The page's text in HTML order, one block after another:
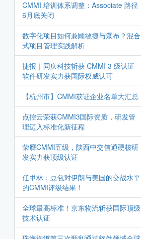
CMMI 培训体系调整：Associate 路径
6月底关闭
数字化项目如何兼顾敏捷与瀑布？混合
式项目管理实践解析
捷报｜同庆科技斩获 CMMI 3 级认证
软件研发实力获国际权威认可
【杭州市】CMMI获证企业名单大汇总
点控云荣获CMMI3国际资质，研发管
理迈入标准化新征程
荣膺CMMI五级，陕西中交信通硬核研
发实力获顶级认证
任甲林：豆包对伊朗与美国的交战水平
的CMMI评级结果！
全球最高标准！京东物流斩获国际顶级
技术认证